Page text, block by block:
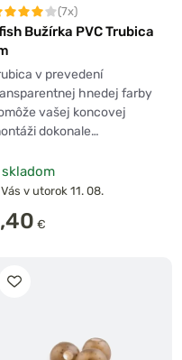
(7x)
Bužírka PVC Trubica
v prevedení
hnedej farby
vašej koncovej
dokonale…
skladom
Vás v utorok 11. 08.
€